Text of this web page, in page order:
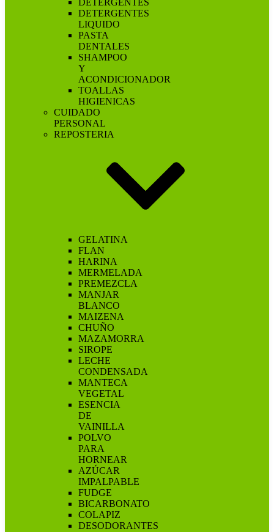
DETERGENTES
DETERGENTES
LIQUIDO
PASTA
DENTALES
SHAMPOO
Y
ACONDICIONADOR
TOALLAS
HIGIENICAS
CUIDADO
PERSONAL
REPOSTERIA
GELATINA
FLAN
HARINA
MERMELADA
PREMEZCLA
MANJAR
BLANCO
MAIZENA
CHUÑO
MAZAMORRA
SIROPE
LECHE
CONDENSADA
MANTECA
VEGETAL
ESENCIA
DE
VAINILLA
POLVO
PARA
HORNEAR
AZÚCAR
IMPALPABLE
FUDGE
BICARBONATO
COLAPIZ
DESODORANTES